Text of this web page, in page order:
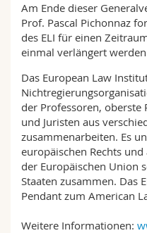
Am Ende dieser
Prof. Pascal Pichonnaz
des ELI für einen
einmal verlängert
Das European Law
der Professoren, oberste
und Juristen aus
zusammenarbeiten. Es
europäischen Rechts
der Europäischen Union
Staaten zusammen. Das
Pendant zum American
Weitere Informationen: